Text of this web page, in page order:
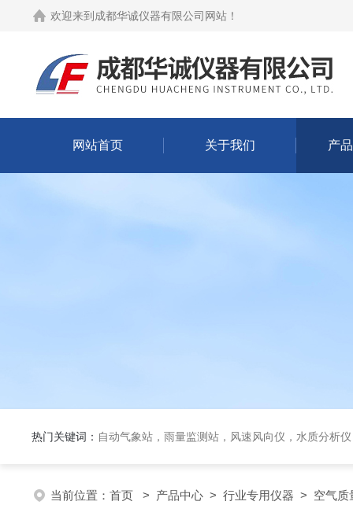
欢迎来到 成都华诚仪器有限公司网站 ！
网站首页 关于我们 产
热门关键词： 自动气象站，雨量监测站，风速风向仪，水质分析
当前位置： 首页 > 产品中心 > 行业专用仪器 > 空气质